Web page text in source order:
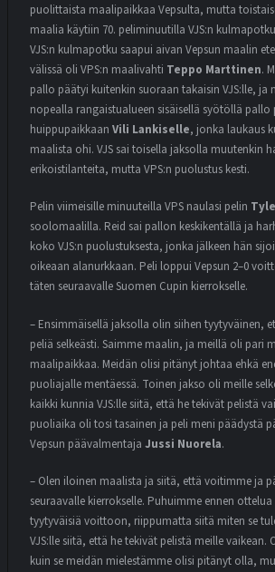
puolittaista maalipaikkaa Vepsulta, mutta
maalia käytiin 70. peliminuutilla VJS:n
VJS:n kulmapotku saapui aivan Vepsun maalin
välissä oli VPS:n maalivahti Teppo Marttinen.
pallo päätyi kuitenkin suoraan takaisin VJS:lle, ja
nopealla rangaistualueen sisäisellä syötöllä pallo
huippupaikkaan Vili Lankiselle, jonka laukaus
maalista ohi. VJS sai toisella jaksolla muutenkin
erikoistilanteita, mutta VPS:n puolustus kesti.
Pelin viimeisille minuuteilla VPS naulasi pelin
soolomaalilla. Reid sai pallon keskikentällä ja
koko VJS:n puolustuksesta, jonka jälkeen hän
oikeaan alanurkkaan. Peli loppui Vepsun 2–0
täten seuraavalle Suomen Cupin kierrokselle.
– Ensimmäisellä jaksolla olin siihen tyytyväinen,
peliä selkeästi. Saimme maalin, ja meillä oli pari
maalipaikkaa. Meidän olisi pitänyt johtaa ehkä
puoliajalle mentäessä. Toinen jakso oli meille
kaikki kunnia VJS:lle siitä, että he tekivät pelistä
puoliaika oli tosi tasainen ja peli meni päädystä
Vepsun päävalmentaja Jussi Nuorela.
– Olen iloinen maalista ja siitä, että voitimme ja
seuraavalle kierrokselle. Puhuimme ennen
tyytyväisiä voittoon, riippumatta siitä miten se
VJS:lle siitä, että he tekivät pelistä meille vaikean.
kuin se meidän mielestämme olisi pitänyt olla,